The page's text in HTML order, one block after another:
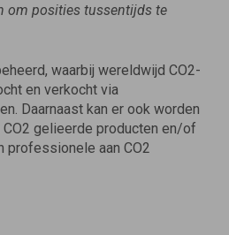
om posities tussentijds te
waarbij wereldwijd CO2-
en verkocht via
Daarnaast kan er ook worden
CO2 gelieerde producten en/of
professionele aan CO2